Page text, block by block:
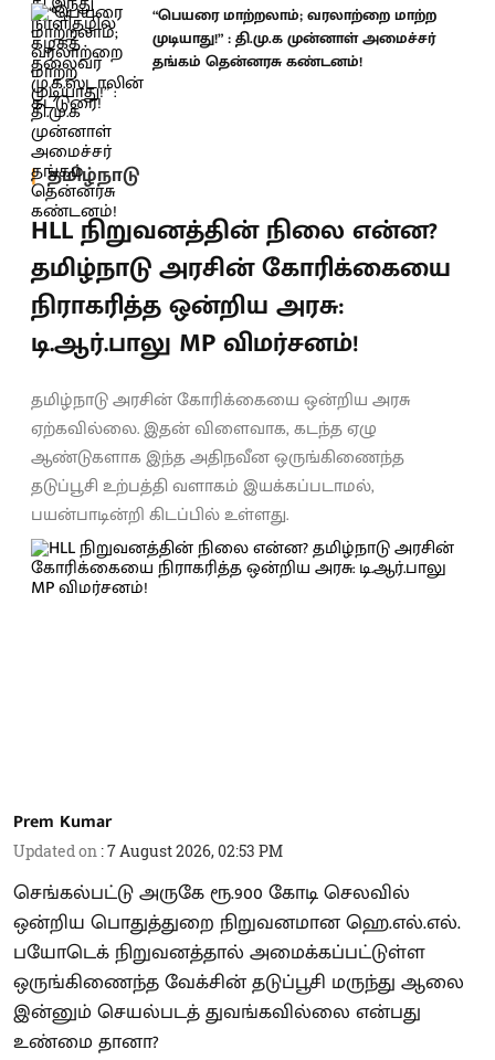
“பெயரை மாற்றலாம்; வரலாற்றை மாற்ற
முடியாது!” : தி.மு.க முன்னாள் அமைச்சர்
தங்கம் தென்னரசு கண்டனம்!
தமிழ்நாடு
HLL நிறுவனத்தின் நிலை என்ன?
தமிழ்நாடு அரசின் கோரிக்கையை
நிராகரித்த ஒன்றிய அரசு:
டி.ஆர்.பாலு MP விமர்சனம்!
தமிழ்நாடு அரசின் கோரிக்கையை ஒன்றிய அரசு
ஏற்கவில்லை. இதன் விளைவாக, கடந்த ஏழு
ஆண்டுகளாக இந்த அதிநவீன ஒருங்கிணைந்த
தடுப்பூசி உற்பத்தி வளாகம் இயக்கப்படாமல்,
பயன்பாடின்றி கிடப்பில் உள்ளது.
Prem Kumar
Updated on :7 August 2026, 02:53 PM
செங்கல்பட்டு அருகே ரூ.900 கோடி செலவில்
ஒன்றிய பொதுத்துறை நிறுவனமான ஹெ.எல்.எல்.
பயோடெக் நிறுவனத்தால் அமைக்கப்பட்டுள்ள
ஒருங்கிணைந்த வேக்சின் தடுப்பூசி மருந்து ஆலை
இன்னும் செயல்படத் துவங்கவில்லை என்பது
உண்மை தானா?